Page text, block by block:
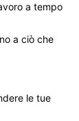
a tempo
a ciò che
le tue